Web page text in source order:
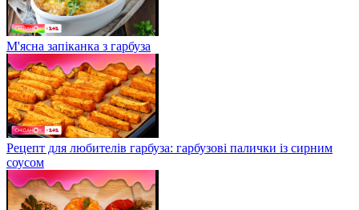
М'ясна запіканка з гарбуза
Рецепт для любителів гарбуза: гарбузові палички із сирним
соусом